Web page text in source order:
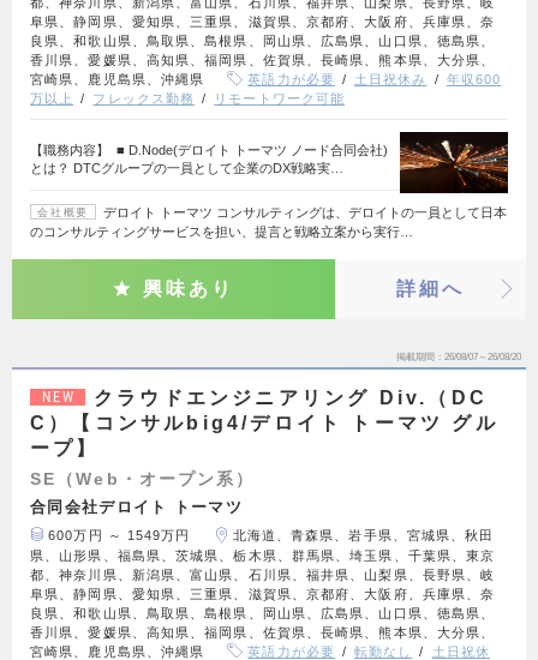
阜県、静岡県、愛知県、三重県、滋賀県、京都府、大阪府、兵庫県、奈
良県、和歌山県、鳥取県、島根県、岡山県、広島県、山口県、徳島県、
香川県、愛媛県、高知県、福岡県、佐賀県、長崎県、熊本県、大分県、
宮崎県、鹿児島県、沖縄県
英語力が必要 土日祝休み
年収600
万以上
フレックス勤務 リモートワーク可能
【職務内容】 ■ D.Node(デロイト トーマツ ノード合同会社)
とは？ DTCグループの一員として企業のDX戦略実…
会社概要
デロイト トーマツ コンサルティングは、デロイトの一員として日本
のコンサルティングサービスを担い、提言と戦略立案から実行…
興味あり 詳細へ
掲載期間 26/08/07～26/08/20
NEW
クラウドエンジニアリング Div.（DC
C）【コンサルbig4/デロイト トーマツ グル
ープ】
SE（Web・オープン系）
合同会社デロイト トーマツ
600万円 ～ 1549万円
北海道、青森県、岩手県、宮城県、秋田
県、山形県、福島県、茨城県、栃木県、群馬県、埼玉県、千葉県、東京
都、神奈川県、新潟県、富山県、石川県、福井県、山梨県、長野県、岐
阜県、静岡県、愛知県、三重県、滋賀県、京都府、大阪府、兵庫県、奈
良県、和歌山県、鳥取県、島根県、岡山県、広島県、山口県、徳島県、
香川県、愛媛県、高知県、福岡県、佐賀県、長崎県、熊本県、大分県、
宮崎県、鹿児島県、沖縄県
英語力が必要 転勤なし
土日祝休